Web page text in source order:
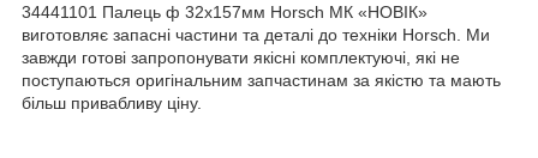
34441101 Палець ф 32х157мм Horsch МК «НОВІК»
виготовляє запасні частини та деталі до техніки Horsch. Ми
завжди готові запропонувати якісні комплектуючі, які не
поступаються оригінальним запчастинам за якістю та мають
більш привабливу ціну.